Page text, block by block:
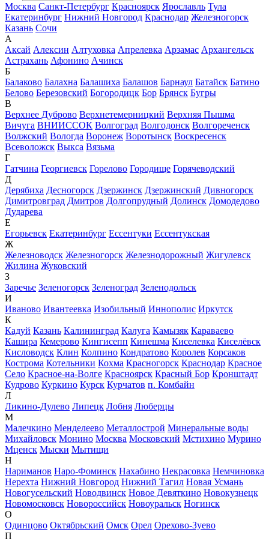
Москва Санкт-Петербург Красноярск Ярославль Тула
Екатеринбург Нижний Новгород Краснодар Железногорск
Казань Сочи
А
Аксай Алексин Алтуховка Апрелевка Арзамас Архангельск
Астрахань Афонино Ачинск
Б
Балаково Балахна Балашиха Балашов Барнаул Батайск Батино
Белово Березовский Богородицк Бор Брянск Бугры
В
Верхнее Дуброво Верхнетемерницкий Верхняя Пышма
Вичуга ВНИИССОК Волгоград Волгодонск Волгореченск
Волжский Вологда Воронеж Воротынск Воскресенск
Всеволожск Выкса Вязьма
Г
Гатчина Георгиевск Горелово Городище Горячеводский
Д
Дерябиха Десногорск Дзержинск Дзержинский Дивногорск
Димитровград Дмитров Долгопрудный Долинск Домодедово
Дударева
Е
Егорьевск Екатеринбург Ессентуки Ессентукская
Ж
Железноводск Железногорск Железнодорожный Жигулевск
Жилина Жуковский
З
Заречье Зеленогорск Зеленоград Зеленодольск
И
Иваново Ивантеевка Изобильный Иннополис Иркутск
К
Кадуй Казань Калининград Калуга Камызяк Караваево
Кашира Кемерово Кингисепп Кинешма Киселевка Киселёвск
Кисловодск Клин Колпино Кондратово Королев Корсаков
Кострома Котельники Кохма Красногорск Краснодар Красное
Село Красное-на-Волге Красноярск Красный Бор Кронштадт
Кудрово Куркино Курск Курчатов п. Комбайн
Л
Ликино-Дулево Липецк Лобня Люберцы
М
Малечкино Менделеево Металлострой Минеральные воды
Михайловск Монино Москва Московский Мстихино Мурино
Мценск Мыски Мытищи
Н
Нариманов Наро-Фоминск Нахабино Некрасовка Немчиновка
Нерехта Нижний Новгород Нижний Тагил Новая Усмань
Новогусельский Новодвинск Новое Девяткино Новокузнецк
Новомосковск Новороссийск Новоуральск Ногинск
О
Одинцово Октябрьский Омск Орел Орехово-Зуево
П